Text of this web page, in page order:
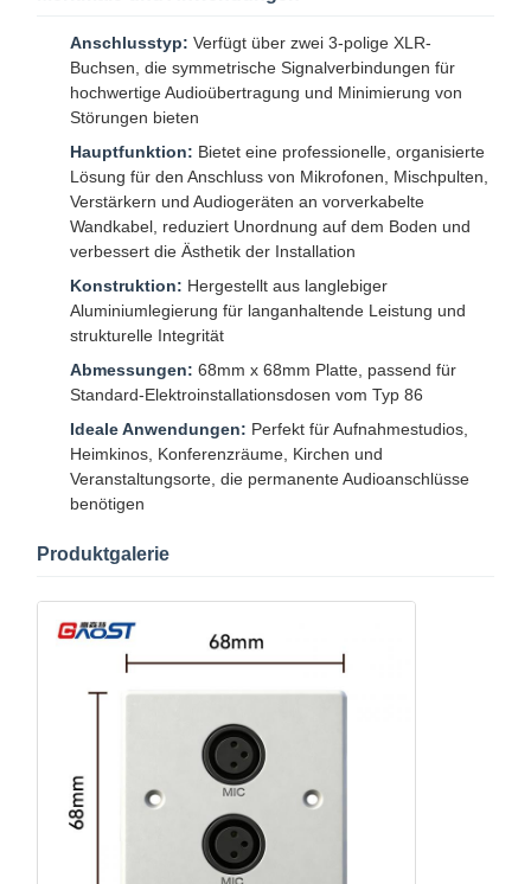
Startseite Produkte
Anschlusstyp: Verfügt über zwei 3-polige XLR-
Buchsen, die symmetrische Signalverbindungen für
hochwertige Audioübertragung und Minimierung von
Störungen bieten
Hauptfunktion: Bietet eine professionelle, organisierte
Lösung für den Anschluss von Mikrofonen, Mischpulten,
Verstärkern und Audiogeräten an vorverkabelte
Wandkabel, reduziert Unordnung auf dem Boden und
verbessert die Ästhetik der Installation
Konstruktion: Hergestellt aus langlebiger
Aluminiumlegierung für langanhaltende Leistung und
strukturelle Integrität
Abmessungen: 68mm x 68mm Platte, passend für
Standard-Elektroinstallationsdosen vom Typ 86
Ideale Anwendungen: Perfekt für Aufnahmestudios,
Heimkinos, Konferenzräume, Kirchen und
Veranstaltungsorte, die permanente Audioanschlüsse
benötigen
Produktgalerie